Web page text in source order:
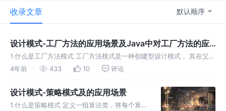
收录文章 默认顺序
设计模式-工厂方法的应用场景及Java中对工厂方法的应
用
1.什么是工厂方法模式 工厂方法模式是一种创建型设计模式， 其在父类
中提供一个创建对象的方法， 允许子类决定实例化对象的类型。 定义
4年前 433 10 评论
设计模式-策略模式及的应用场景
1.什么是策略模式 定义一组算法类，将每个算法